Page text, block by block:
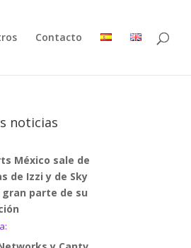
Contacto
noticias
México sale de
de Izzi y de Sky
parte de su